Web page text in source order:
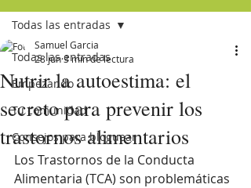
Todas las entradas
Empezando
Tu comunidad
Consejos para bloguear
Todas las entradas
Nutrir la autoestima: el
secreto para prevenir los
trastornos alimentarios
Samuel Garcia
28 jun3 min de lectura
Los Trastornos de la Conducta
Alimentaria (TCA) son problemáticas